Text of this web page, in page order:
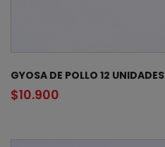
GYOSA DE POLLO 12 UNIDADES
$10.900